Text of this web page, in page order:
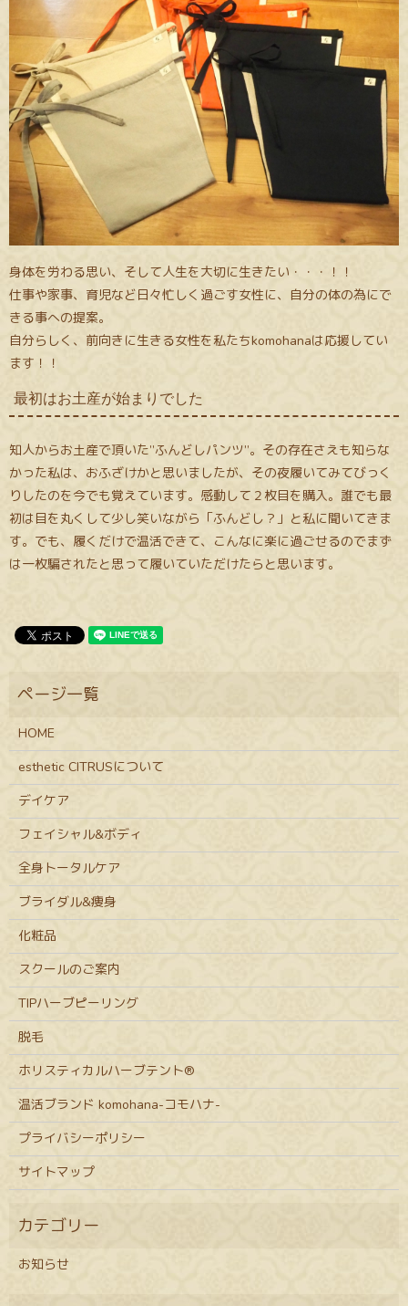
身体を労わる思い、そして人生を大切に生きたい・・・！！
仕事や家事、育児など日々忙しく過ごす女性に、自分の体の為にで
きる事への提案。
自分らしく、前向きに生きる女性を私たちkomohanaは応援してい
ます！！
最初はお土産が始まりでした
知人からお土産で頂いた”ふんどしパンツ”。その存在さえも知らな
かった私は、おふざけかと思いましたが、その夜履いてみてびっく
りしたのを今でも覚えています。感動して２枚目を購入。誰でも最
初は目を丸くして少し笑いながら「ふんどし？」と私に聞いてきま
す。でも、履くだけで温活できて、こんなに楽に過ごせるのでまず
は一枚騙されたと思って履いていただけたらと思います。
HOME
esthetic CITRUSについて
デイケア
フェイシャル&ボディ
全身トータルケア
ブライダル&痩身
化粧品
スクールのご案内
TIPハーブピーリング
脱毛
ホリスティカルハーブテント®
温活ブランド komohana-コモハナ-
プライバシーポリシー
サイトマップ
お知らせ